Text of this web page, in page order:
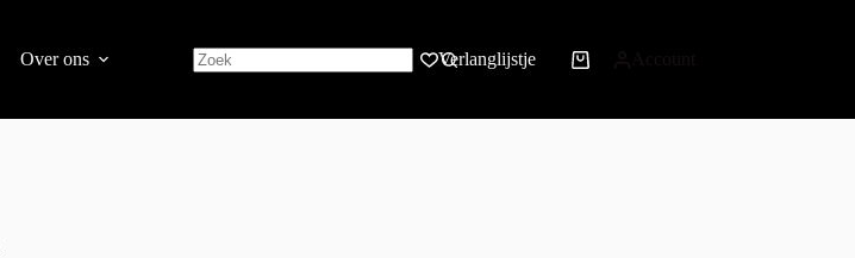
Over ons Verlanglijstje